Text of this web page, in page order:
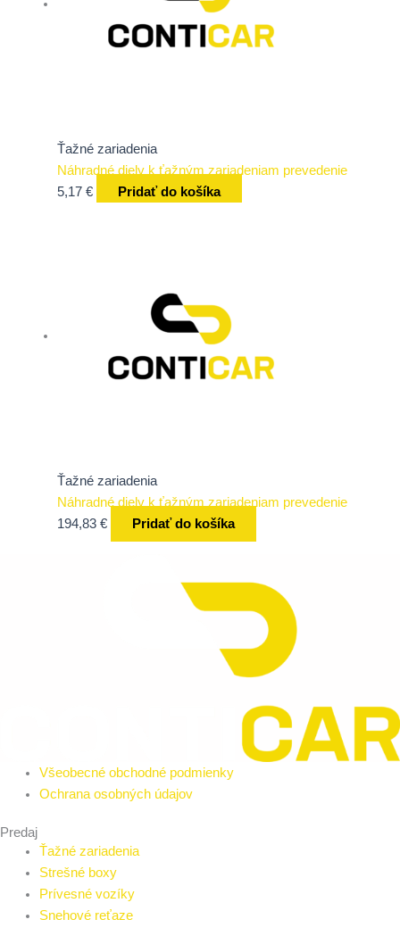
Ťažné zariadenia
Náhradné diely k ťažným zariadeniam prevedenie
5,17 € Pridať do košíka
Ťažné zariadenia
Náhradné diely k ťažným zariadeniam prevedenie
194,83 € Pridať do košíka
Všeobecné obchodné podmienky
Ochrana osobných údajov
Predaj
Ťažné zariadenia
Strešné boxy
Prívesné vozíky
Snehové reťaze